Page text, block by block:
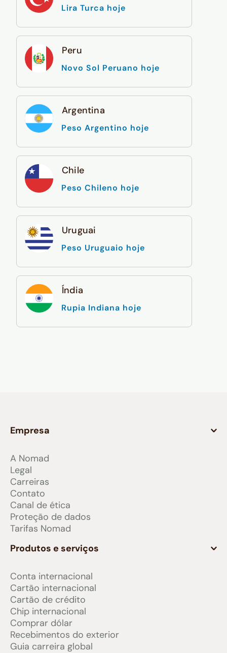
Lira Turca hoje
Peru
Novo Sol Peruano hoje
Argentina
Peso Argentino hoje
Chile
Peso Chileno hoje
Uruguai
Peso Uruguaio hoje
Índia
Rupia Indiana hoje
Empresa
A Nomad
Legal
Carreiras
Contato
Canal de ética
Proteção de dados
Tarifas Nomad
Produtos e serviços
Conta internacional
Cartão internacional
Cartão de crédito
Chip internacional
Comprar dólar
Recebimentos do exterior
Guia carreira global